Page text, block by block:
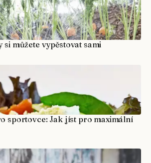
můžete vypěstovat sami
sportovce: Jak jíst pro maximální